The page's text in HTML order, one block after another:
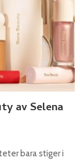
av Selena
bara stiger i